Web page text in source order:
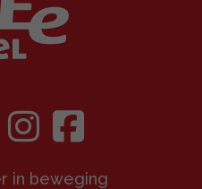
in beweging